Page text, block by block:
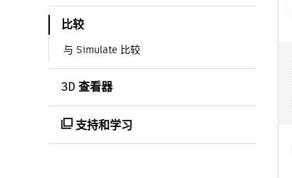
比较
与 Simulate 比较
3D 查看器
支持和学习